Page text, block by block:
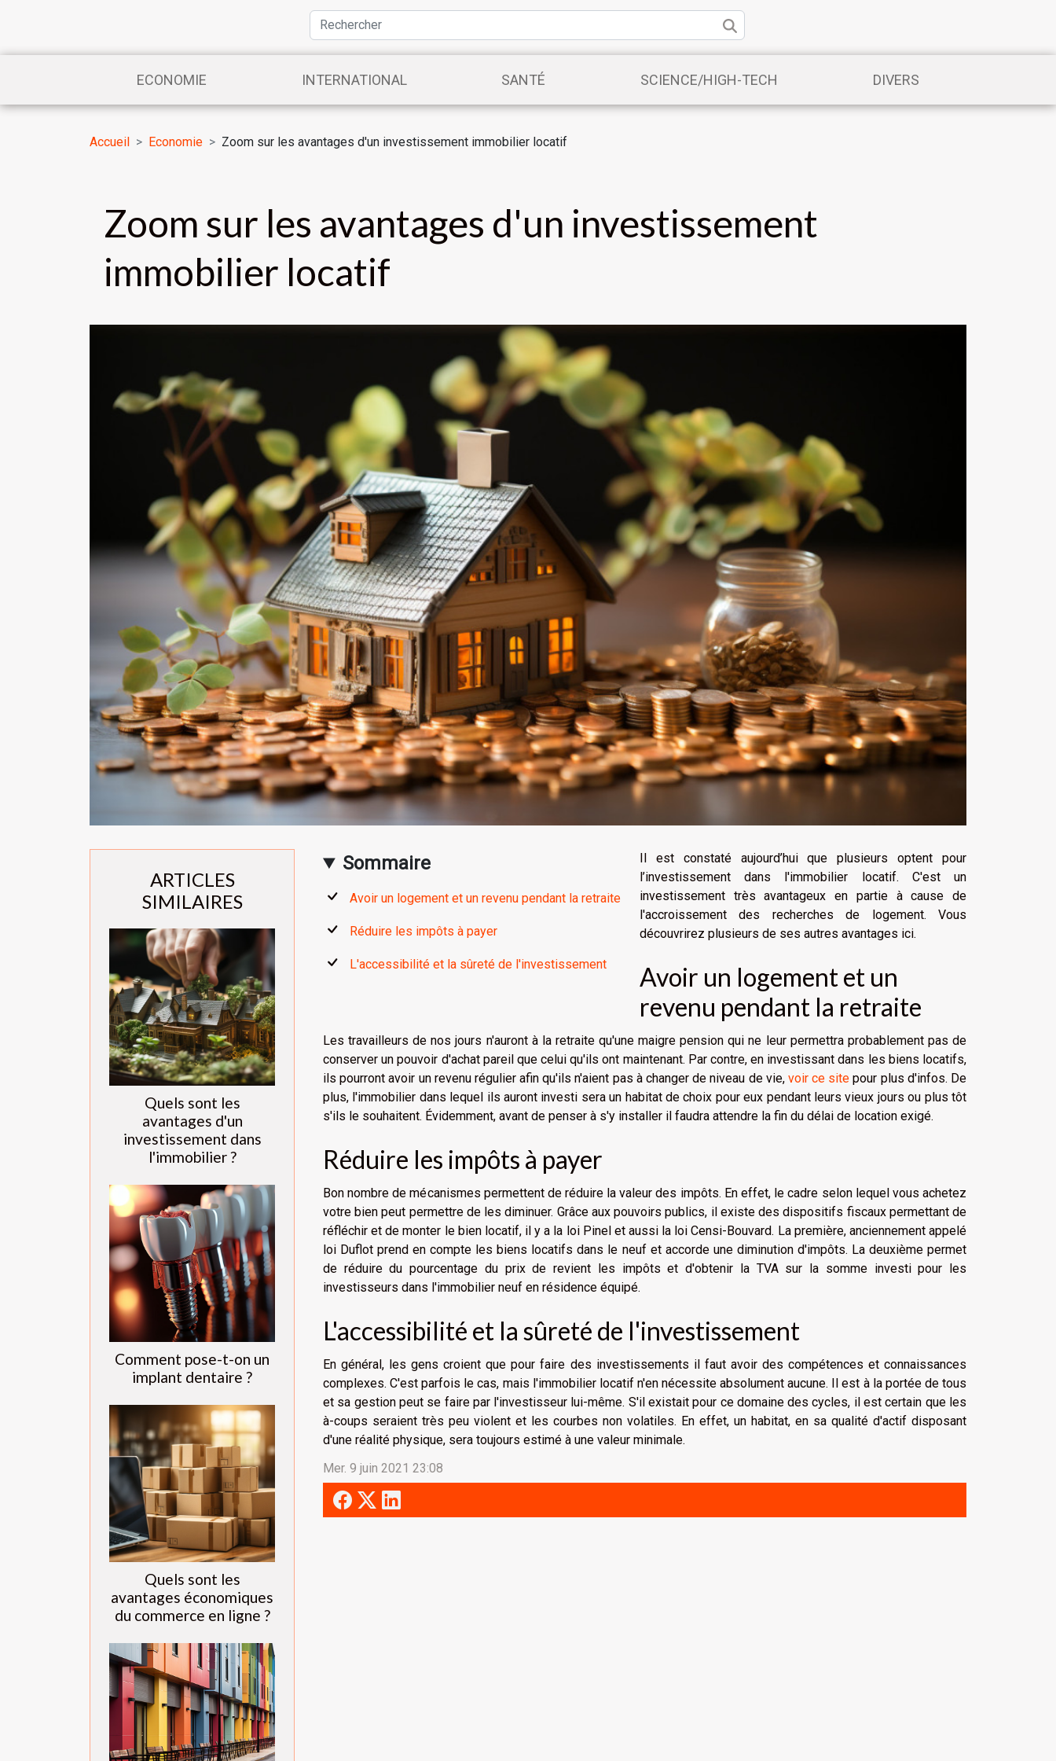
ECONOMIE INTERNATIONAL SANTÉ SCIENCE/HIGH-TECH DIVERS
Accueil Economie Zoom sur les avantages d'un investissement immobilier locatif
Zoom sur les avantages d'un investissement
immobilier locatif
ARTICLES
SIMILAIRES
Quels sont les
avantages d'un
investissement dans
l'immobilier ?
Comment pose-t-on un
implant dentaire ?
Quels sont les
avantages économiques
du commerce en ligne ?
Sommaire
Avoir un logement et un revenu pendant la retraite
Réduire les impôts à payer
L'accessibilité et la sûreté de l'investissement
Il est constaté aujourd’hui que plusieurs optent pour
l’investissement dans l'immobilier locatif. C'est un
investissement très avantageux en partie à cause de
l'accroissement des recherches de logement. Vous
découvrirez plusieurs de ses autres avantages ici.
Avoir un logement et un
revenu pendant la retraite
Les travailleurs de nos jours n'auront à la retraite qu'une maigre pension qui ne leur permettra probablement pas de
conserver un pouvoir d'achat pareil que celui qu'ils ont maintenant. Par contre, en investissant dans les biens locatifs,
ils pourront avoir un revenu régulier afin qu'ils n'aient pas à changer de niveau de vie, voir ce site pour plus d'infos. De
plus, l'immobilier dans lequel ils auront investi sera un habitat de choix pour eux pendant leurs vieux jours ou plus tôt
s'ils le souhaitent. Évidemment, avant de penser à s'y installer il faudra attendre la fin du délai de location exigé.
Réduire les impôts à payer
Bon nombre de mécanismes permettent de réduire la valeur des impôts. En effet, le cadre selon lequel vous achetez
votre bien peut permettre de les diminuer. Grâce aux pouvoirs publics, il existe des dispositifs fiscaux permettant de
réfléchir et de monter le bien locatif, il y a la loi Pinel et aussi la loi Censi-Bouvard. La première, anciennement appelé
loi Duflot prend en compte les biens locatifs dans le neuf et accorde une diminution d'impôts. La deuxième permet
de réduire du pourcentage du prix de revient les impôts et d'obtenir la TVA sur la somme investi pour les
investisseurs dans l'immobilier neuf en résidence équipé.
L'accessibilité et la sûreté de l'investissement
En général, les gens croient que pour faire des investissements il faut avoir des compétences et connaissances
complexes. C'est parfois le cas, mais l'immobilier locatif n'en nécessite absolument aucune. Il est à la portée de tous
et sa gestion peut se faire par l'investisseur lui-même. S'il existait pour ce domaine des cycles, il est certain que les
à-coups seraient très peu violent et les courbes non volatiles. En effet, un habitat, en sa qualité d'actif disposant
d'une réalité physique, sera toujours estimé à une valeur minimale.
Mer. 9 juin 2021 23:08